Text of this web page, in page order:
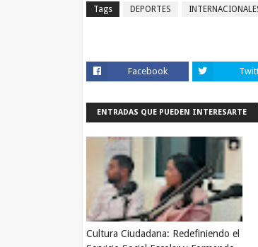
Tags DEPORTES
Facebook
ENTRADAS QUE PUEDEN INTERESARTE
Cultura Ciudadana: Redefiniendo el